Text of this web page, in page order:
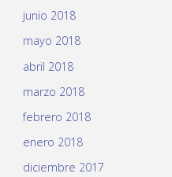
junio 2018
mayo 2018
abril 2018
marzo 2018
febrero 2018
enero 2018
diciembre 2017